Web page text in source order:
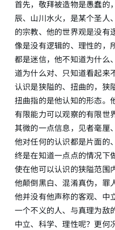
首先，敬拜被造物是愚蠢的
辰、山川水火，是某个圣人
的宗教、他的世界观是没有
像是没有逻辑的、理性的，
都是迷信，他不知道为什么
道为什么对、只知道看起来
认识是狭隘的、扭曲的，狭
扭曲指的是他认知的形态。
有限能力可以观察的有限世
其微的一点信息，见者毫厘
他对任何的认识都是片面的
终是在知道一点点的情况下
使在他可以认识的狭隘范围
他颠倒黑白、混淆真伪，罪
他并没有他声称的客观、中
一个不义的人、与真理为敌
中立、科学、理性呢？更何